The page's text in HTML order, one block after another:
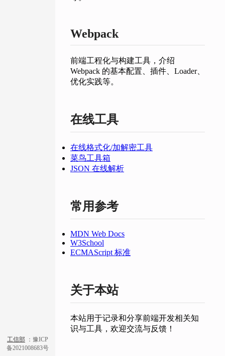
工信部 ：豫ICP
备2021008683号
Webpack
前端工程化与构建工具，介绍
Webpack 的基本配置、插件、Loader、
优化实践等。
在线工具
在线格式化/加解密工具
菜鸟工具箱
JSON 在线解析
常用参考
MDN Web Docs
W3School
ECMAScript 标准
关于本站
本站用于记录和分享前端开发相关知
识与工具，欢迎交流与反馈！